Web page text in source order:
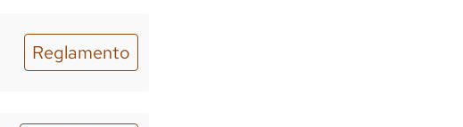
Reglamento